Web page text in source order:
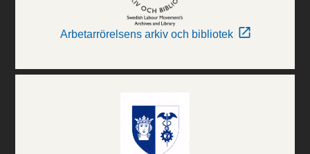
Arbetarrörelsens arkiv och bibliotek